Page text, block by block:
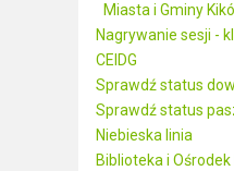
Miasta i Gminy
Nagrywanie sesji -
CEIDG
Sprawdź status
Sprawdź status
Niebieska linia
Biblioteka i